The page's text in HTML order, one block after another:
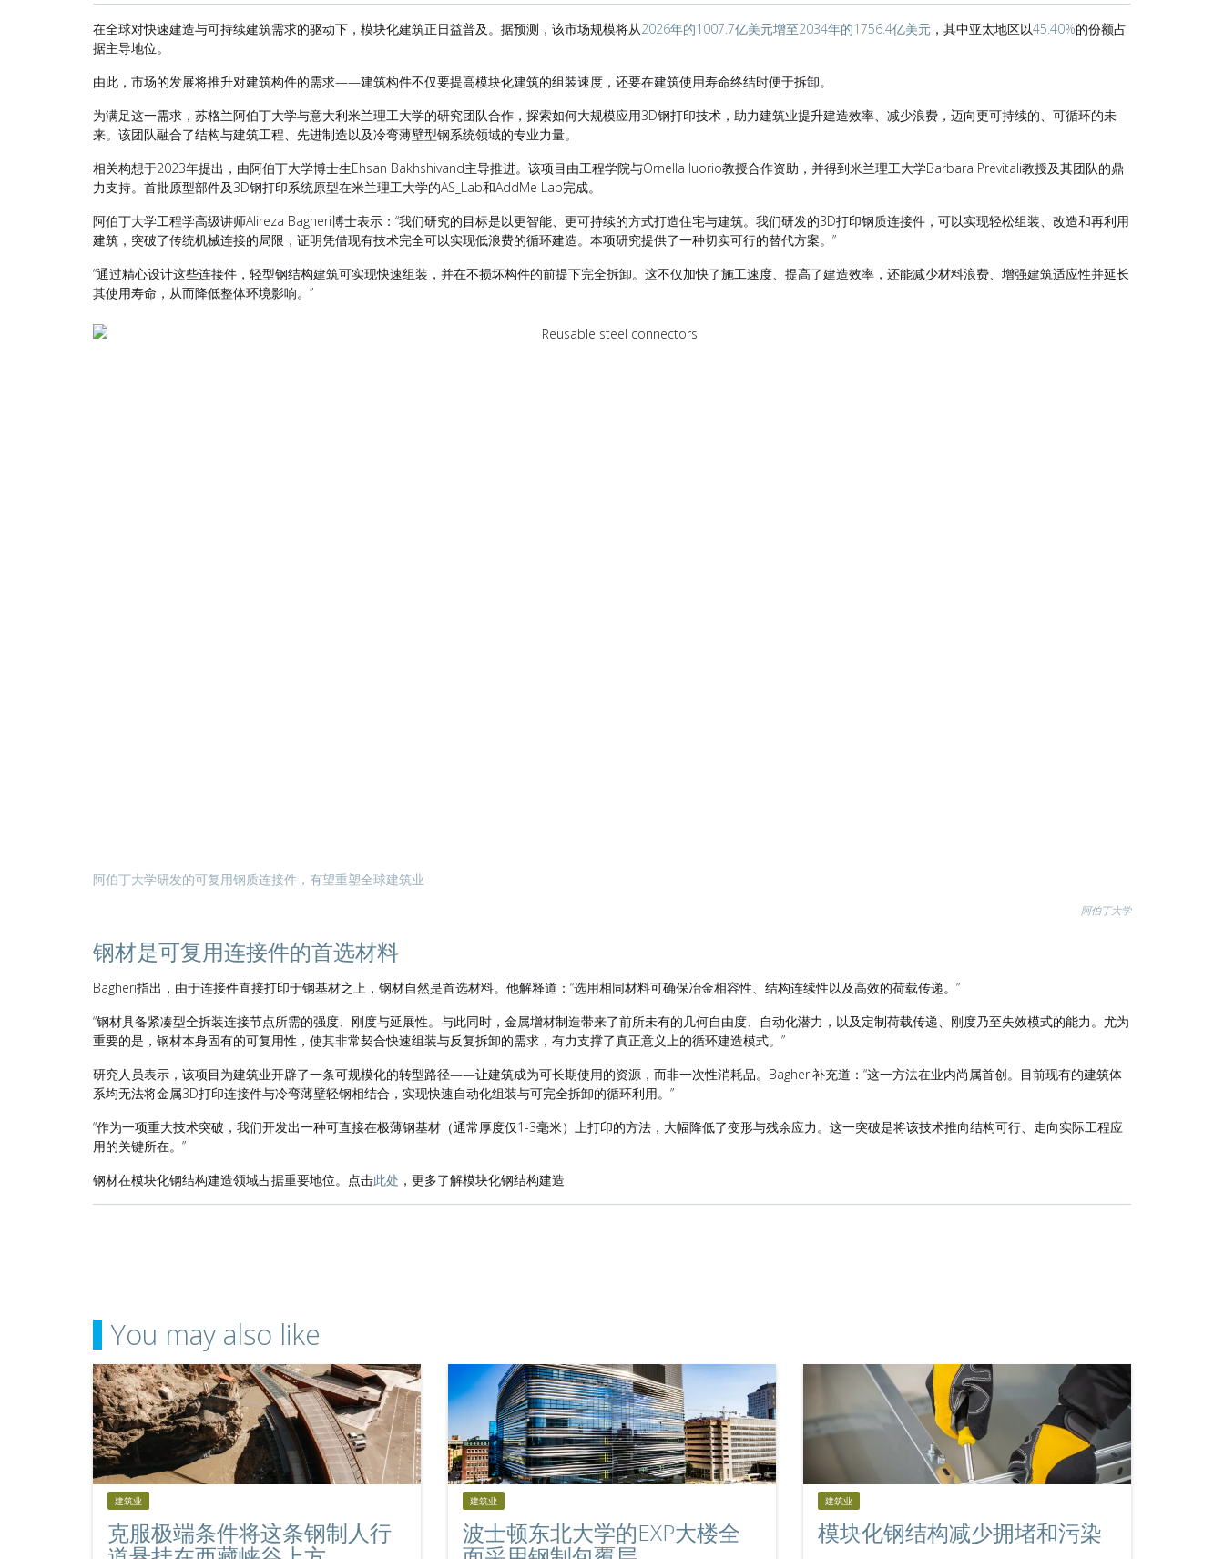
在全球对快速建造与可持续建筑需求的驱动下，模块化建筑正日益普及。据预测，该市场规模将从2026年的1007.7亿美元增至2034年的1756.4亿美元 ，其中亚太地区以45.40%的份额占
据主导地位。
由此，市场的发展将推升对建筑构件的需求——建筑构件不仅要提高模块化建筑的组装速度，还要在建筑使用寿命终结时便于拆卸。
为满足这一需求，苏格兰阿伯丁大学与意大利米兰理工大学的研究团队合作，探索如何大规模应用3D钢打印技术，助力建筑业提升建造效率、减少浪费，迈向更可持续的、可循环的未
来。该团队融合了结构与建筑工程、先进制造以及冷弯薄壁型钢系统领域的专业力量。
相关构想于2023年提出 ， 由阿伯丁大学博士生Ehsan Bakhshivand主导推进。该项目由工程学院与Ornella Iuorio教授合作资助 ， 并得到米兰理工大学Barbara Previtali教授及其团队的鼎
力支持。首批原型部件及3D钢打印系统原型在米兰理工大学的AS_Lab和AddMe Lab完成。
阿伯丁大学工程学高级讲师Alireza Bagheri博士表示 ：“我们研究的目标是以更智能、更可持续的方式打造住宅与建筑。我们研发的3D打印钢质连接件 ， 可以实现轻松组装、改造和再利用
建筑 ， 突破了传统机械连接的局限 ， 证明凭借现有技术完全可以实现低浪费的循环建造。本项研究提供了一种切实可行的替代方案。”
“通过精心设计这些连接件，轻型钢结构建筑可实现快速组装，并在不损坏构件的前提下完全拆卸。这不仅加快了施工速度、提高了建造效率，还能减少材料浪费、增强建筑适应性并延长
其使用寿命，从而降低整体环境影响。”
阿伯丁大学研发的可复用钢质连接件，有望重塑全球建筑业
阿伯丁大学
钢材是可复用连接件的首选材料
Bagheri指出，由于连接件直接打印于钢基材之上，钢材自然是首选材料。他解释道：“选用相同材料可确保冶金相容性、结构连续性以及高效的荷载传递。 ”
“钢材具备紧凑型全拆装连接节点所需的强度、刚度与延展性。与此同时，金属增材制造带来了前所未有的几何自由度、自动化潜力，以及定制荷载传递、刚度乃至失效模式的能力。尤为
重要的是，钢材本身固有的可复用性，使其非常契合快速组装与反复拆卸的需求，有力支撑了真正意义上的循环建造模式。 ”
研究人员表示，该项目为建筑业开辟了一条可规模化的转型路径——让建筑成为可长期使用的资源，而非一次性消耗品。Bagheri补充道：“这一方法在业内尚属首创。目前现有的建筑体
系均无法将金属3D打印连接件与冷弯薄壁轻钢相结合，实现快速自动化组装与可完全拆卸的循环利用。 ”
“作为一项重大技术突破，我们开发出一种可直接在极薄钢基材（通常厚度仅1-3毫米）上打印的方法，大幅降低了变形与残余应力。这一突破是将该技术推向结构可行、走向实际工程应
用的关键所在。 ”
钢材在模块化钢结构建造领域占据重要地位。点击此处 ，更多了解模块化钢结构建造
You may also like
建筑业
克服极端条件将这条钢制人行
建筑业
波士顿东北大学的EXP大楼全
建筑业
模块化钢结构减少拥堵和污染